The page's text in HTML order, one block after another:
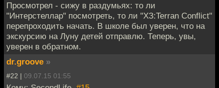
Просмотрел - сижу в раздумьях: то ли
"Интерстеллар" посмотреть, то ли "ХЗ:Terran Conflict"
перепроходить начать. В школе был уверен, что на
экскурсию на Луну детей отправлю. Теперь, увы,
уверен в обратном.
dr.groove »
#22 | 09.07.15 01:55